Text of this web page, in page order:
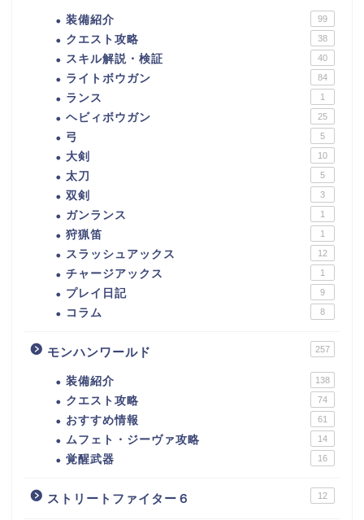
装備紹介 99
クエスト攻略 38
スキル解説・検証 40
ライトボウガン 84
ランス 1
ヘビィボウガン 25
弓 5
大剣 10
太刀 5
双剣 3
ガンランス 1
狩猟笛 1
スラッシュアックス 12
チャージアックス 1
プレイ日記 9
コラム 8
モンハンワールド 257
装備紹介 138
クエスト攻略 74
おすすめ情報 61
ムフェト・ジーヴァ攻略 14
覚醒武器 16
ストリートファイター６ 12